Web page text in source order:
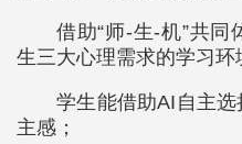
借助“师-生-机”共同
生三大心理需求的学习
学生能借助AI自主
主感；